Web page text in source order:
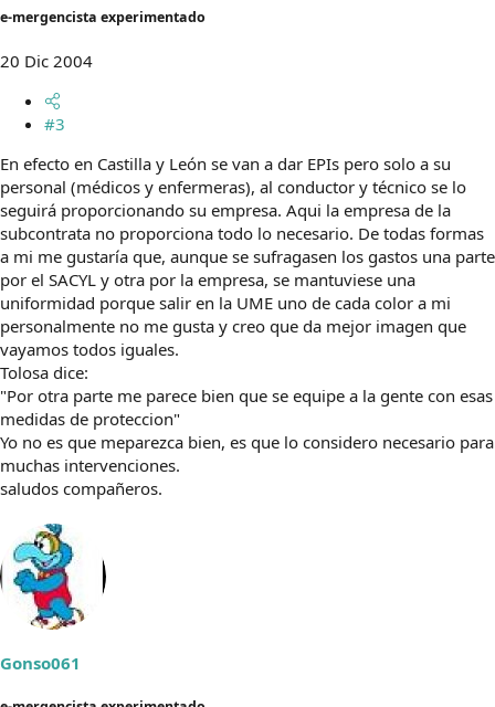
e-mergencista experimentado
20 Dic 2004
#3
En efecto en Castilla y León se van a dar EPIs pero solo a su
personal (médicos y enfermeras), al conductor y técnico se lo
seguirá proporcionando su empresa. Aqui la empresa de la
subcontrata no proporciona todo lo necesario. De todas formas
a mi me gustaría que, aunque se sufragasen los gastos una parte
por el SACYL y otra por la empresa, se mantuviese una
uniformidad porque salir en la UME uno de cada color a mi
personalmente no me gusta y creo que da mejor imagen que
vayamos todos iguales.
Tolosa dice:
"Por otra parte me parece bien que se equipe a la gente con esas
medidas de proteccion"
Yo no es que meparezca bien, es que lo considero necesario para
muchas intervenciones.
saludos compañeros.
Gonso061